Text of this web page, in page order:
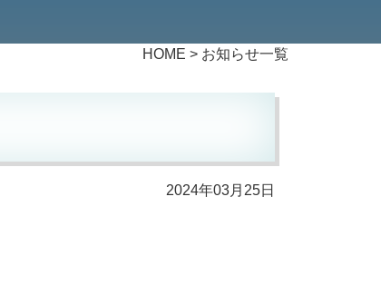
HOME > お知らせ一覧
2024年03月25日